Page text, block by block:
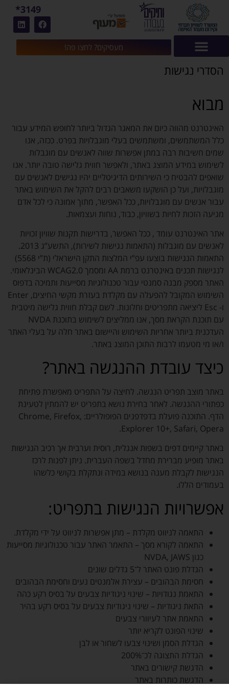
מעסיקים? לחצו פה!
3149*
הסדרי נגישות
מבוא
האינטרנט מהווה כיום את המאגר הגדול ביותר לחופש המידע עבור
כלל המשתמשים, ומשתמשים בעלי מוגבלויות בפרט. ככזה, אנו
שמים חשיבות רבה במתן אפשרות שווה לאנשים עם מוגבלות
לשימוש במידע המוצג באתר, ולאפשר חווית גלישה טובה יותר. אנו
שואפים להבטיח כי השירותים הדיגיטליים יהיו נגישים לאנשים עם
מוגבלויות, ועל כן הושקעו משאבים רבים להקל את השימוש באתר
עבור אנשים עם מוגבלויות, ככל האפשר, מתוך אמונה כי לכל אדם
מגיעה הזכות לחיות בשוויון, כבוד, נוחות ועצמאות.
אתר האינטרנט עומד , ככל האפשר, בדרישות תקנות שוויון זכויות
לאנשים עם מוגבלות (התאמות נגישות לשירות), התשע”ג 2013.
התאמות הנגישות בוצעו עפ”י המלצות התקן הישראלי (ת”י 5568)
לנגישות תכנים באינטרנט ברמת AA ומסמך WCAG2.0 הבינלאומי.
האתר מספק מבנה סמנטי עבור טכנולוגיות מסייעות ותמיכה בדפוס
השימוש המקובל להפעלה עם מקלדת בעזרת מקשי החיצים, Enter
ו- Esc ליציאה מתפריטים וחלונות. לשם קבלת חווית גלישה מיטבית
עם תוכנת הקראת מסך, אנו ממליצים לשימוש בתוכנת NVDA
העדכנית ביותר אחריות השימוש והיישום באתר חלה על בעלי האתר
ו/או מי מטעמו לרבות התוכן המוצג באתר.
כיצד עובדת ההנגשה באתר?
באתר מוצב תפריט הנגשה. לחיצה על התפריט מאפשרת פתיחת
כפתורי ההנגשה. לאחר בחירת נושא בתפריט יש להמתין לטעינת
הדף. התוכנה פועלת בדפדפנים הפופולריים: Chrome, Firefox,
Explorer 10+, Safari, Opera.
באתר קיימים דפים בשפות אנגלית, רוסית וערבית אך רכיב הנגישות
באתר מופיע מברירת מחדל בשפה העברית. ניתן לפנות לרכז
הנגישות לקבלת מענה בנושא במידה ונתקלת בקושי כלשהו
בעמודים הללו.
אפשרויות הנגישות בתפריט:
התאמה לניווט מקלדת – מתן אפשרות לניווט על ידי מקלדת.
התאמה לקורא מסך – התאמר האתר עבור טכנולוגיות מסייעות
כגון NVDA, JAWS
הגדלת פונט האתר ל־5 גדלים שונים
חסימת הבהובים – עצירת אלמנטים נעים וחסימת הבהובים
התאמת נגודויות – שינוי ניגודיות צבעים על בסיס רקע כהה
התאת ניגודיות – שינוי ניגודיות צבעים על בסיס רקע בהיר
התאמת אתר לעיוורי צבעים
שינוי הפונט לקריא יותר
הגדלת הסמן ושינוי צבעו לשחור או לבן
הגדלת התצוגה לכ־200%
הדגשת קישורים באתר
הדגשת כותרות באתר